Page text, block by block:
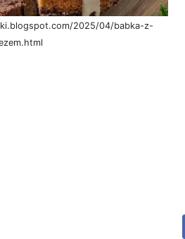
2025/04/babka-z-